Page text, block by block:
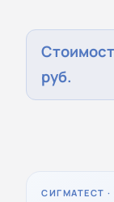
руб.
СИГМАТЕСТ